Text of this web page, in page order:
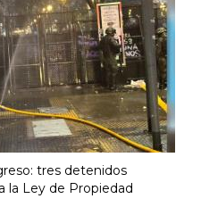
tres detenidos
la Ley de Propiedad